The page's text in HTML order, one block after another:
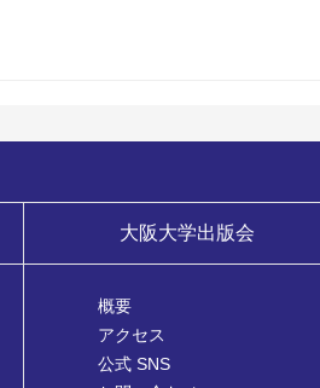
大阪大学出版会
概要
アクセス
公式 SNS